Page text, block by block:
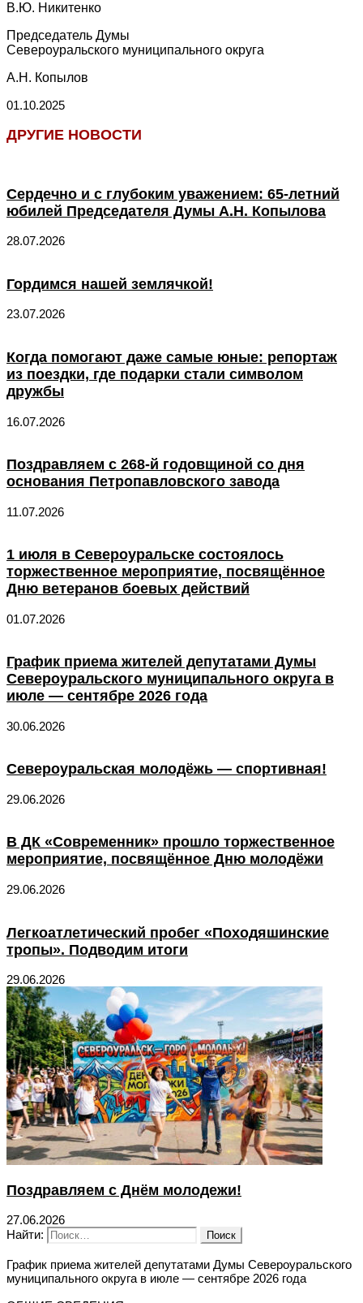
В.Ю. Никитенко
Председатель Думы
Североуральского муниципального округа
А.Н. Копылов
01.10.2025
ДРУГИЕ НОВОСТИ
Сердечно и с глубоким уважением: 65-летний
юбилей Председателя Думы А.Н. Копылова
28.07.2026
Гордимся нашей землячкой!
23.07.2026
Когда помогают даже самые юные: репортаж
из поездки, где подарки стали символом
дружбы
16.07.2026
Поздравляем с 268-й годовщиной со дня
основания Петропавловского завода
11.07.2026
1 июля в Североуральске состоялось
торжественное мероприятие, посвящённое
Дню ветеранов боевых действий
01.07.2026
График приема жителей депутатами Думы
Североуральского муниципального округа в
июле — сентябре 2026 года
30.06.2026
Североуральская молодёжь — спортивная!
29.06.2026
В ДК «Современник» прошло торжественное
мероприятие, посвящённое Дню молодёжи
29.06.2026
Легкоатлетический пробег «Походяшинские
тропы». Подводим итоги
29.06.2026
Поздравляем с Днём молодежи!
27.06.2026
Найти:
График приема жителей депутатами Думы Североуральского
муниципального округа в июле — сентябре 2026 года